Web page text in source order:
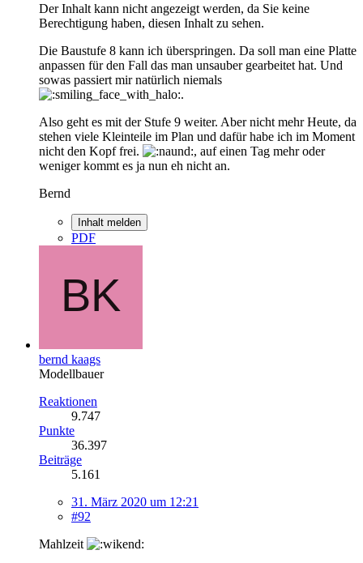
Der Inhalt kann nicht angezeigt werden, da Sie keine
Berechtigung haben, diesen Inhalt zu sehen.
Die Baustufe 8 kann ich überspringen. Da soll man eine Platte
anpassen für den Fall das man unsauber gearbeitet hat. Und
sowas passiert mir natürlich niemals
.
Also geht es mit der Stufe 9 weiter. Aber nicht mehr Heute, da
stehen viele Kleinteile im Plan und dafür habe ich im Moment
nicht den Kopf frei.
, auf einen Tag mehr oder
weniger kommt es ja nun eh nicht an.
Bernd
Inhalt melden
PDF
bernd kaags
Modellbauer
Reaktionen
9.747
Punkte
36.397
Beiträge
5.161
31. März 2020 um 12:21
#92
Mahlzeit